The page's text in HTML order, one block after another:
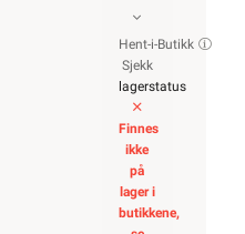
Hent-i-Butikk
Sjekk
lagerstatus
Finnes
ikke
på
lager i
butikkene,